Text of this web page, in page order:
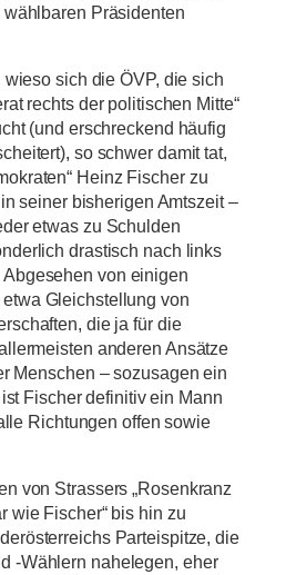
Präsidenten
sich die ÖVP, die sich
rechts der politischen Mitte“
(und erschreckend häufig
so schwer damit tat,
Heinz Fischer zu
seiner bisherigen Amtszeit –
etwas zu Schulden
drastisch nach links
von einigen
Gleichstellung von
die ja für die
anderen Ansätze
Menschen – sozusagen ein
Fischer definitiv ein Mann
Richtungen offen sowie
von Strassers „Rosenkranz
wie Fischer“ bis hin zu
Parteispitze, die
-Wählern nahelegen, eher